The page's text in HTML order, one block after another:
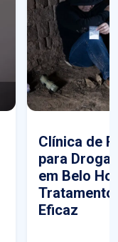
Clínica de
para
em Belo
Tratamento
Eficaz